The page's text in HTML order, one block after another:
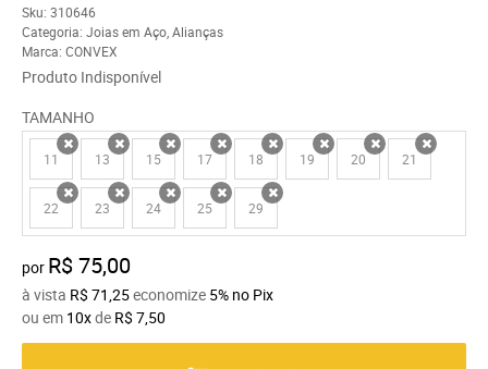
Sku: 310646
Categoria: Joias em Aço Alianças
Marca: CONVEX
Produto Indisponível
TAMANHO
11 13x 15x 17x 18x 19x 20x 21
22x 23x 24x 25x 29x
por R$ 75,00
à vista R$ 71,25economize 5% no Pix
ou em 10xde R$ 7,50